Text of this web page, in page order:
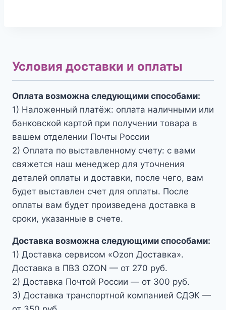
Условия доставки и оплаты
Оплата возможна следующими способами:
1) Наложенный платёж: оплата наличными или
банковской картой при получении товара в
вашем отделении Почты России
2) Оплата по выставленному счету: с вами
свяжется наш менеджер для уточнения
деталей оплаты и доставки, после чего, вам
будет выставлен счет для оплаты. После
оплаты вам будет произведена доставка в
сроки, указанные в счете.
Доставка возможна следующими способами:
1) Доставка сервисом «Ozon Доставка».
Доставка в ПВЗ OZON — от 270 руб.
2) Доставка Почтой России — от 300 руб.
3) Доставка транспортной компанией СДЭК —